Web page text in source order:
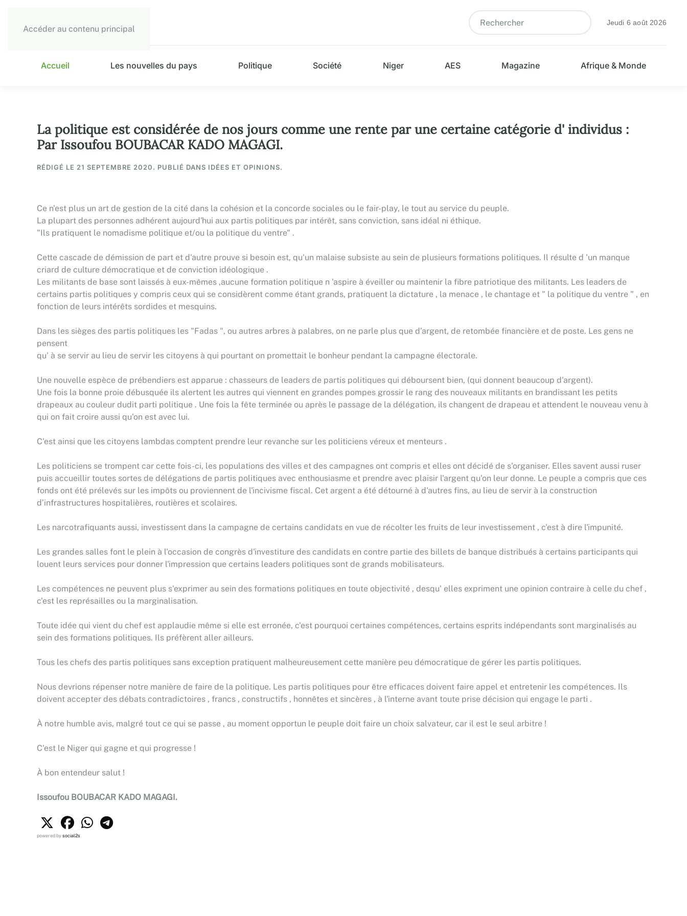
Accéder au contenu principal
Jeudi 6 août 2026
Accueil Les nouvelles du pays Politique Société Niger AES Magazine Afrique & Monde
La politique est considérée de nos jours comme une rente par une certaine catégorie d' individus :
Par Issoufou BOUBACAR KADO MAGAGI.
RÉDIGÉ LE 21 SEPTEMBRE 2020. PUBLIÉ DANS IDÉES ET OPINIONS.
Ce n'est plus un art de gestion de la cité dans la cohésion et la concorde sociales ou le fair-play, le tout au service du peuple.
La plupart des personnes adhérent aujourd'hui aux partis politiques par intérêt, sans conviction, sans idéal ni éthique.
"Ils pratiquent le nomadisme politique et/ou la politique du ventre" .
Cette cascade de démission de part et d'autre prouve si besoin est, qu'un malaise subsiste au sein de plusieurs formations politiques. Il résulte d 'un manque
criard de culture démocratique et de conviction idéologique .
Les militants de base sont laissés à eux-mêmes ,aucune formation politique n 'aspire à éveiller ou maintenir la fibre patriotique des militants. Les leaders de
certains partis politiques y compris ceux qui se considèrent comme étant grands, pratiquent la dictature , la menace , le chantage et " la politique du ventre " , en
fonction de leurs intérêts sordides et mesquins.
Dans les sièges des partis politiques les "Fadas ", ou autres arbres à palabres, on ne parle plus que d’argent, de retombée financière et de poste. Les gens ne
pensent
qu' à se servir au lieu de servir les citoyens à qui pourtant on promettait le bonheur pendant la campagne électorale.
Une nouvelle espèce de prébendiers est apparue : chasseurs de leaders de partis politiques qui déboursent bien, (qui donnent beaucoup d'argent).
Une fois la bonne proie débusquée ils alertent les autres qui viennent en grandes pompes grossir le rang des nouveaux militants en brandissant les petits
drapeaux au couleur dudit parti politique . Une fois la fête terminée ou après le passage de la délégation, ils changent de drapeau et attendent le nouveau venu à
qui on fait croire aussi qu'on est avec lui.
C'est ainsi que les citoyens lambdas comptent prendre leur revanche sur les politiciens véreux et menteurs .
Les politiciens se trompent car cette fois-ci, les populations des villes et des campagnes ont compris et elles ont décidé de s'organiser. Elles savent aussi ruser
puis accueillir toutes sortes de délégations de partis politiques avec enthousiasme et prendre avec plaisir l'argent qu'on leur donne. Le peuple a compris que ces
fonds ont été prélevés sur les impôts ou proviennent de l'incivisme fiscal. Cet argent a été détourné à d'autres fins, au lieu de servir à la construction
d’infrastructures hospitalières, routières et scolaires.
Les narcotrafiquants aussi, investissent dans la campagne de certains candidats en vue de récolter les fruits de leur investissement , c'est à dire l'impunité.
Les grandes salles font le plein à l'occasion de congrès d'investiture des candidats en contre partie des billets de banque distribués à certains participants qui
louent leurs services pour donner l'impression que certains leaders politiques sont de grands mobilisateurs.
Les compétences ne peuvent plus s'exprimer au sein des formations politiques en toute objectivité , desqu' elles expriment une opinion contraire à celle du chef ,
c'est les représailles ou la marginalisation.
Toute idée qui vient du chef est applaudie même si elle est erronée, c'est pourquoi certaines compétences, certains esprits indépendants sont marginalisés au
sein des formations politiques. Ils préfèrent aller ailleurs.
Tous les chefs des partis politiques sans exception pratiquent malheureusement cette manière peu démocratique de gérer les partis politiques.
Nous devrions répenser notre manière de faire de la politique. Les partis politiques pour être efficaces doivent faire appel et entretenir les compétences. Ils
doivent accepter des débats contradictoires , francs , constructifs , honnêtes et sincères , à l'interne avant toute prise décision qui engage le parti .
À notre humble avis, malgré tout ce qui se passe , au moment opportun le peuple doit faire un choix salvateur, car il est le seul arbitre !
C'est le Niger qui gagne et qui progresse !
À bon entendeur salut !
Issoufou BOUBACAR KADO MAGAGI.
powered bysocial2s